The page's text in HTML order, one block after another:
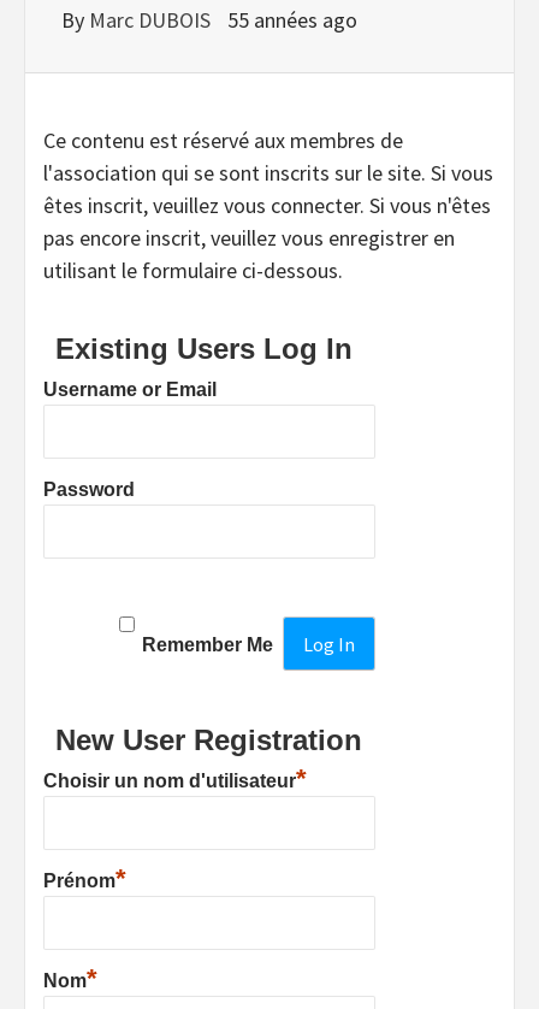
By Marc DUBOIS 55 années ago
Ce contenu est réservé aux membres de
l'association qui se sont inscrits sur le site. Si vous
êtes inscrit, veuillez vous connecter. Si vous n'êtes
pas encore inscrit, veuillez vous enregistrer en
utilisant le formulaire ci-dessous.
Existing Users Log In
Username or Email
Password
Remember Me
New User Registration
Choisir un nom d'utilisateur*
Prénom*
Nom*